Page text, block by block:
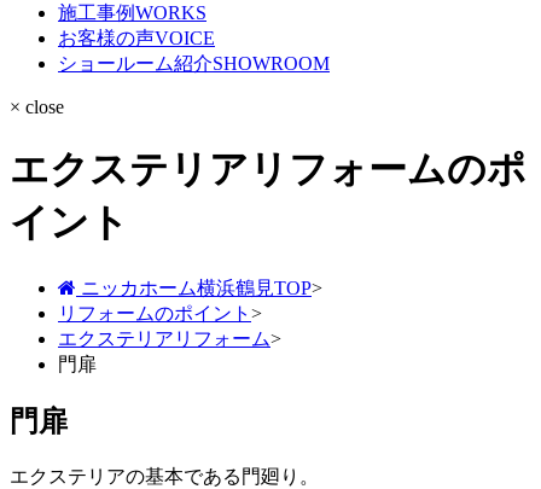
施工事例WORKS
お客様の声VOICE
ショールーム紹介SHOWROOM
× close
エクステリアリフォームのポ
イント
ニッカホーム横浜鶴見TOP>
リフォームのポイント >
エクステリアリフォーム>
門扉
門扉
エクステリアの基本である門廻り。